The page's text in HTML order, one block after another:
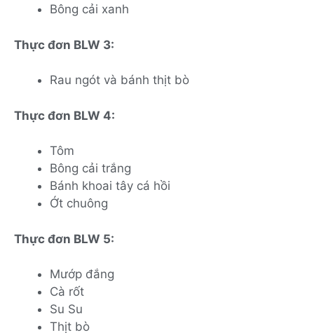
Bông cải xanh
Thực đơn BLW 3:
Rau ngót và bánh thịt bò
Thực đơn BLW 4:
Tôm
Bông cải trắng
Bánh khoai tây cá hồi
Ớt chuông
Thực đơn BLW 5:
Mướp đắng
Cà rốt
Su Su
Thịt bò